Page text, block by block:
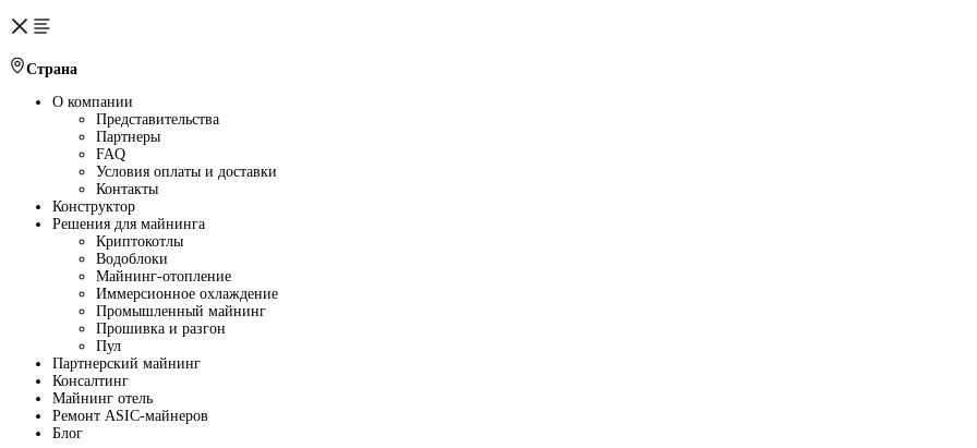
Страна
О компании
Представительства
Партнеры
FAQ
Условия оплаты и доставки
Контакты
Конструктор
Решения для майнинга
Криптокотлы
Водоблоки
Майнинг-отопление
Иммерсионное охлаждение
Промышленный майнинг
Прошивка и разгон
Пул
Партнерский майнинг
Консалтинг
Майнинг отель
Ремонт ASIC-майнеров
Блог